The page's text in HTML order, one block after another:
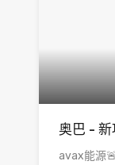
奥巴 - 新
avax能源